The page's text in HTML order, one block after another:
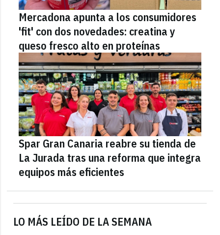
LO MÁS LEÍDO DE LA SEMANA
Mercadona apunta a los consumidores
'fit' con dos novedades: creatina y
queso fresco alto en proteínas
Spar Gran Canaria reabre su tienda de
La Jurada tras una reforma que integra
equipos más eficientes